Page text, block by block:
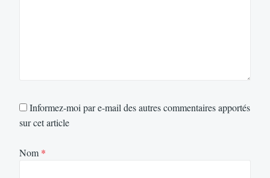
Informez-moi par e-mail des autres commentaires apportés
sur cet article
Nom *